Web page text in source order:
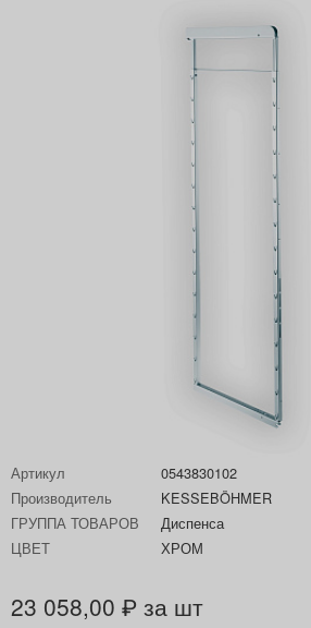
Артикул
0543830102
Производитель
KESSEBÖHMER
ГРУППА ТОВАРОВ
Диспенса
ЦВЕТ
ХРОМ
23 058,00 ₽ за шт